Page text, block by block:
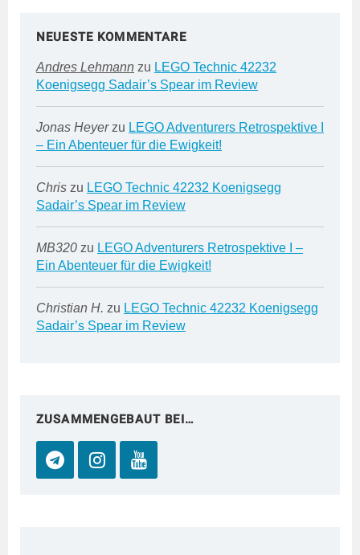
NEUESTE KOMMENTARE
Andres Lehmann zu LEGO Technic 42232
Koenigsegg Sadair’s Spear im Review
Jonas Heyerzu LEGO Adventurers Retrospektive I
– Ein Abenteuer für die Ewigkeit!
Chris zu LEGO Technic 42232 Koenigsegg
Sadair’s Spear im Review
MB320 zu LEGO Adventurers Retrospektive I –
Ein Abenteuer für die Ewigkeit!
Christian H. zu LEGO Technic 42232 Koenigsegg
Sadair’s Spear im Review
ZUSAMMENGEBAUT BEI…